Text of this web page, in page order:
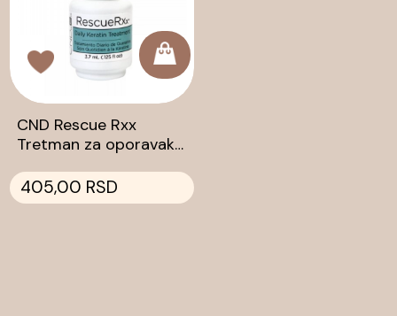
CND Rescue Rxx
Tretman za oporavak
405,00 RSD